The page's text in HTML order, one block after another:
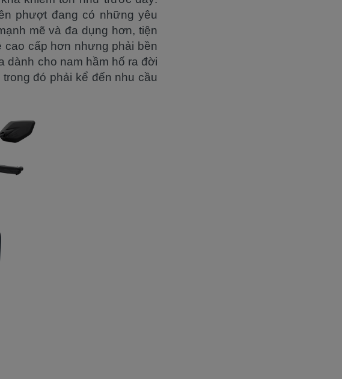
phượt đang có những yêu
mẽ và đa dụng hơn, tiện
cao cấp hơn nhưng phải bền
dành cho nam hầm hố ra đời
đó phải kể đến nhu cầu